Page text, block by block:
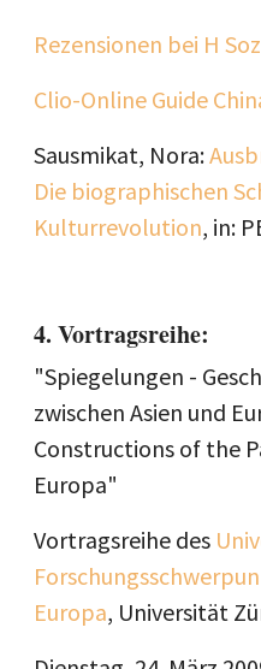
Rezensionen bei H
Clio-Online Guide
Sausmikat, Nora:
Die biographischen
Kulturrevolution, in:
4. Vortragsreihe:
"Spiegelungen -
zwischen Asien und
Constructions of the
Europa"
Vortragsreihe des
Europa, Universität